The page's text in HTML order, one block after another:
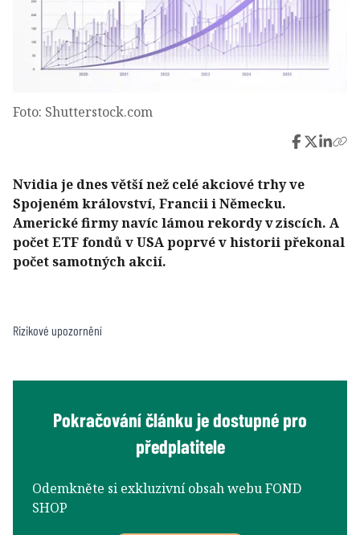
Foto: Shutterstock.com
Nvidia je dnes větší než celé akciové trhy ve
Spojeném království, Francii i Německu.
Americké firmy navíc lámou rekordy v ziscích. A
počet ETF fondů v USA poprvé v historii překonal
počet samotných akcií.
Rizikové upozornění
Pokračování článku je dostupné pro
předplatitele
Odemkněte si exkluzivní obsah webu FOND
SHOP